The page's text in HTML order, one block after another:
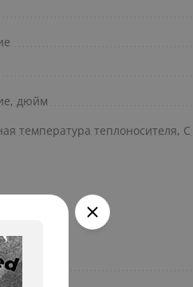
дюйм
температура теплоносителя, С